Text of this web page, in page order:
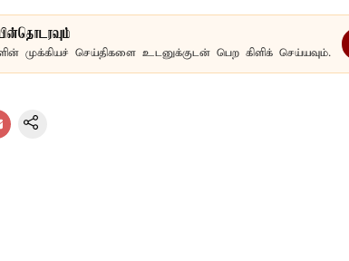
முக்கியச் செய்திகளை உடனுக்குடன் பெற கிளிக் செய்யவும்.